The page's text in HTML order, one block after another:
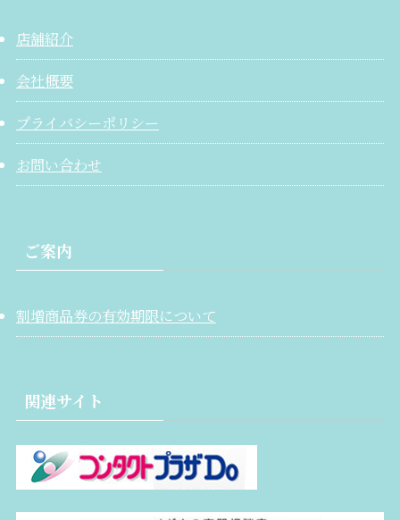
店舗紹介
会社概要
プライバシーポリシー
お問い合わせ
ご案内
割増商品券の有効期限について
関連サイト